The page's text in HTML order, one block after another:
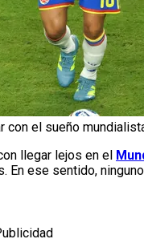
con el sueño
llegar lejos en el
En ese sentido,